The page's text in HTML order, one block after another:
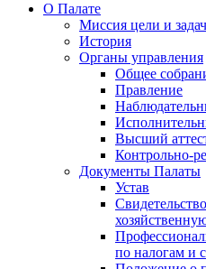
О Палате
Миссия цели и
История
Органы управления
Общее
Правление
Высший
Контрольно-
Документы Палаты
Устав
по налогам и